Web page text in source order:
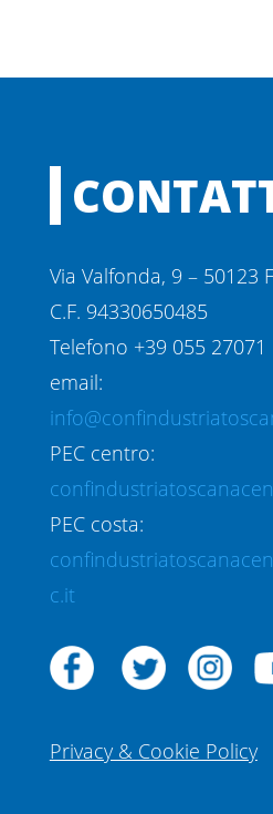
Via Valfonda, 9 – 50123
C.F. 94330650485
Telefono +39 055 27071
email:
PEC centro:
PEC costa:
c.it
Privacy & Cookie Policy